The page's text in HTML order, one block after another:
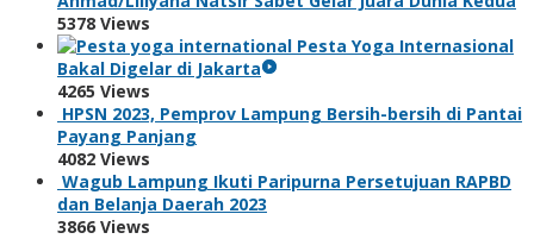
5378 Views
Pesta Yoga Internasional
Bakal Digelar di Jakarta
4265 Views
HPSN 2023, Pemprov Lampung Bersih-bersih di Pantai
Payang Panjang
4082 Views
Wagub Lampung Ikuti Paripurna Persetujuan RAPBD
dan Belanja Daerah 2023
3866 Views